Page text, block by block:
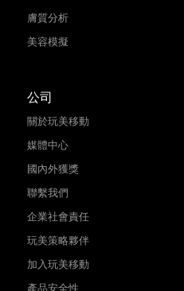
膚質分析
美容模擬
公司
關於玩美移動
媒體中心
國內外獲獎
聯繫我們
企業社會責任
玩美策略夥伴
加入玩美移動
產品安全性